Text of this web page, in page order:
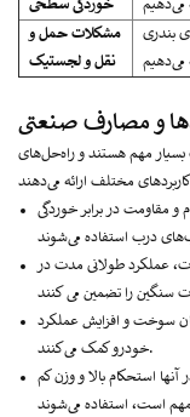
خوردگی سطحی
مشکلات حمل و
نقل و لجستیک
بندری
و مصارف صنعتی
مهم هستند و راه‌حل‌های
و مقاومت در برابر خوردگی
عملکرد طولانی مدت در
سوخت و افزایش عملکرد
خودرو کمک می‌کنند.
استحکام بالا و وزن کم